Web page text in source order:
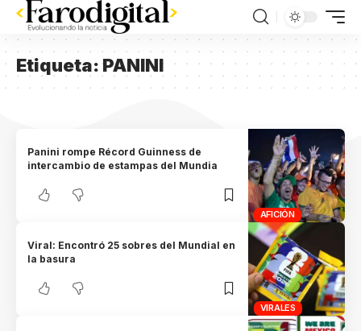
Etiqueta:PANINI
AFICIÓN
Panini rompe Récord Guinness de
intercambio de estampas del Mundia
VIRALES
Viral: Encontró 25 sobres del Mundial en
la basura